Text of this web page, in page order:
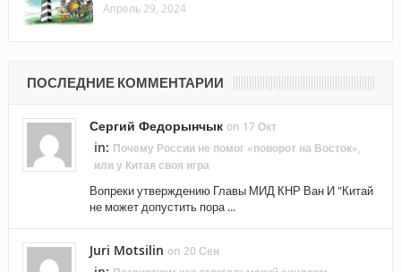
Апрель 29, 2024
ПОСЛЕДНИЕ КОММЕНТАРИИ
Сергий Федорынчык on 17 Окт
in: Почему России не помог «поворот на Восток»,
или у Китая своя игра
Вопреки утверждению Главы МИД КНР Ван И "Китай
не может допустить пора ...
Juri Motsilin on 20 Сен